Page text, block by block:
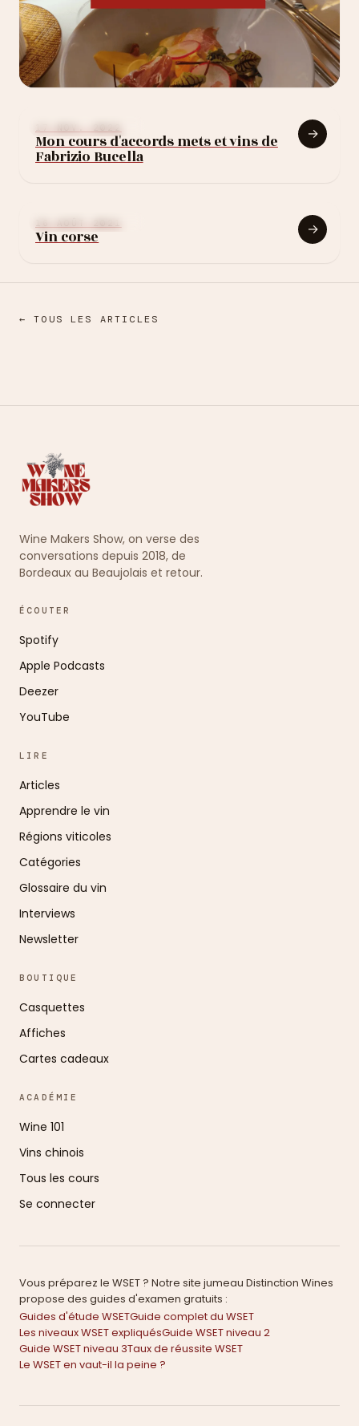
Otheroof à Shenzhen
17 NOV. 2022
Mon cours d'accords mets et vins de
Fabrizio Bucella
→
16 AOÛT 2021
Vin corse →
← TOUS LES ARTICLES
Wine Makers Show, on verse des
conversations depuis 2018, de
Bordeaux au Beaujolais et retour.
ÉCOUTER
Spotify
Apple Podcasts
Deezer
YouTube
LIRE
Articles
Apprendre le vin
Régions viticoles
Catégories
Glossaire du vin
Interviews
Newsletter
BOUTIQUE
Casquettes
Affiches
Cartes cadeaux
ACADÉMIE
Wine 101
Vins chinois
Tous les cours
Se connecter
Vous préparez le WSET ? Notre site jumeau Distinction Wines
propose des guides d'examen gratuits :
Guides d'étude WSETGuide complet du WSET
Les niveaux WSET expliquésGuide WSET niveau 2
Guide WSET niveau 3Taux de réussite WSET
Le WSET en vaut-il la peine ?